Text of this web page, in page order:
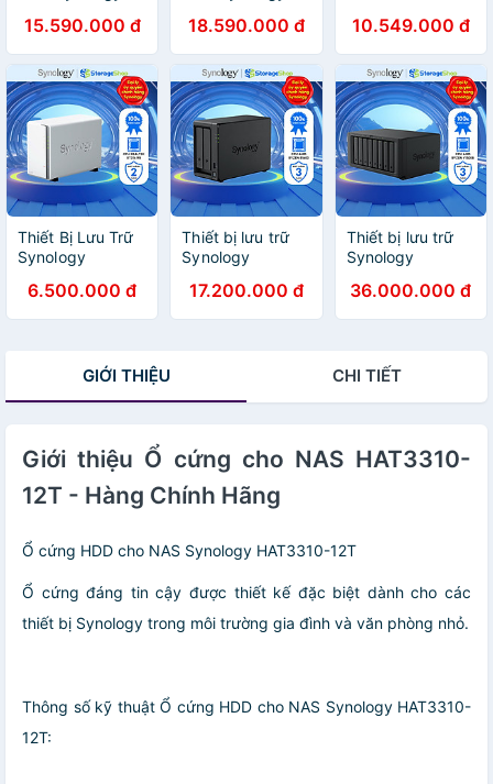
Intel Celeron
J4125 4-core
2.0GHz, RAM
2GB, LAN 2x
1GbE, 4 khay ổ
cứng - Hàng
chính hãng
15.590.000 đ
AMD R1600 2-
core 2.6GHz,
RAM 4GB, LAN
2x 1GbE, 4 khay
ổ cứng - Hàng
chính hãng
18.590.000 đ
SNV3510-800G
- Hàng Chính
Hãng
10.549.000 đ
Thiết Bị Lưu Trữ
Synology
DS223j 2-bay,
Memory 1 GB
Chính Hãng
6.500.000 đ
Thiết bị lưu trữ
Synology
DS725+ 2bay
chính hãng bảo
17.200.000 đ
Thiết bị lưu trữ
Synology
DS1825+ 8 bay
bảo hành 3 năm
36.000.000 đ
GIỚI THIỆU CHI TIẾT
Giới thiệu Ổ cứng cho NAS HAT3310-
12T - Hàng Chính Hãng
Ổ cứng HDD cho NAS Synology HAT3310-12T
Ổ cứng đáng tin cậy được thiết kế đặc biệt dành cho các
thiết bị Synology trong môi trường gia đình và văn phòng nhỏ.
Thông số kỹ thuật Ổ cứng HDD cho NAS Synology HAT3310-
12T: